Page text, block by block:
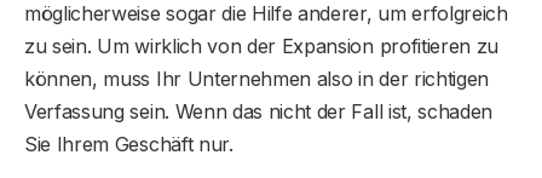
möglicherweise sogar die Hilfe anderer, um erfolgreich
zu sein. Um wirklich von der Expansion profitieren zu
können, muss Ihr Unternehmen also in der richtigen
Verfassung sein. Wenn das nicht der Fall ist, schaden
Sie Ihrem Geschäft nur.